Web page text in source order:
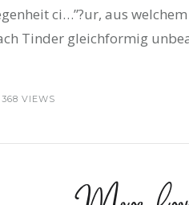
ci…”?ur, aus
Tinder gleichformig
368 VIEWS